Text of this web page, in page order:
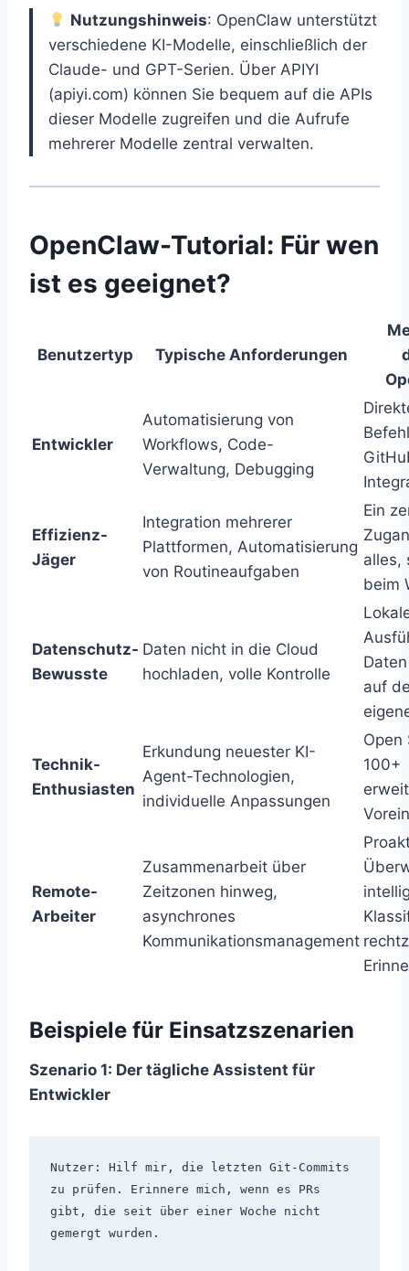
Nutzungshinweis: OpenClaw unterstützt
verschiedene KI-Modelle, einschließlich der
Claude- und GPT-Serien. Über APIYI
(apiyi.com) können Sie bequem auf die APIs
dieser Modelle zugreifen und die Aufrufe
mehrerer Modelle zentral verwalten.
OpenClaw-Tutorial: Für wen
ist es geeignet?
Benutzertyp Typische Anforderungen
Entwickler
Automatisierung von
Workflows, Code-
Verwaltung, Debugging
Effizienz-
Jäger
Integration mehrerer
Plattformen, Automatisierung
von Routineaufgaben
Ein
alles,
beim
Datenschutz-
Bewusste
Daten nicht in die Cloud
hochladen, volle Kontrolle
auf
Technik-
Enthusiasten
Erkundung neuester KI-
Agent-Technologien,
individuelle Anpassungen
Open
100+
Remote-
Arbeiter
Zusammenarbeit über
Zeitzonen hinweg,
asynchrones
Kommunikationsmanagement
Beispiele für Einsatzszenarien
Szenario 1: Der tägliche Assistent für
Entwickler
Nutzer: Hilf mir, die letzten Git-Commits
zu prüfen. Erinnere mich, wenn es PRs
gibt, die seit über einer Woche nicht
gemergt wurden.